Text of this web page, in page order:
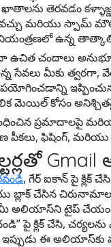
తెరవడం
మరియు స్పామ్
నియంత్రణలో ఉన్న
లేదా ఉచిత చందాలు
సేవలు మీకు త్వరగా,
కోసం
ప్రమాదాలపై
ఫిషింగ్, మరియు
, గేర్ ఐకాన్‌ పై క్లిక్
బ్లాక్ చేసిన
మీ అలియాస్‌ని టైప్
పై క్లిక్ చేసి,
ఈ అలియాస్‌కు